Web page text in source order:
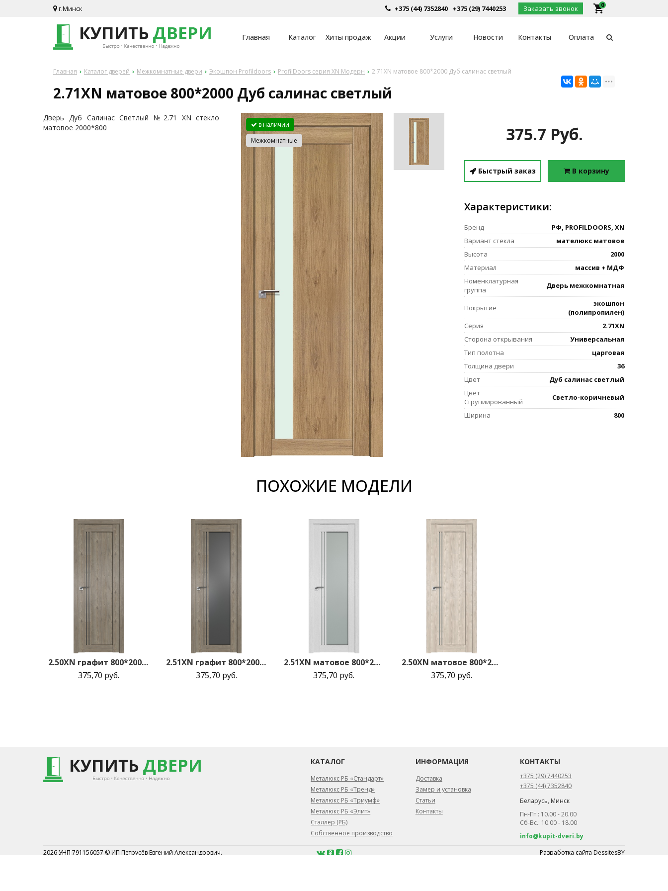
г.Минск local_grocery_store
0
Заказать звонок
+375 (29) 7440253
+375 (44) 7352840
Главная Каталог Хиты продаж Акции Услуги Новости Контакты Оплата
Главная Каталог дверей Межкомнатные двери Экошпон Profildoors ProfilDoors серия XN Модерн 2.71XN матовое 800*2000 Дуб салинас светлый
2.71XN матовое 800*2000 Дуб салинас светлый
Дверь Дуб Салинас Светлый №2.71 XN стекло
матовое 2000*800
в наличии
Межкомнатные
375.7 Руб.
Быстрый заказ В корзину
Характеристики:
Бренд
РФ, PROFILDOORS, XN
Вариант стекла
мателюкс матовое
Высота
2000
Материал
массив + МДФ
Номенклатурная
группа
Дверь межкомнатная
Покрытие
экошпон
(полипропилен)
Серия
2.71XN
Сторона открывания
Универсальная
Тип полотна
царговая
Толщина двери
36
Цвет
Дуб салинас светлый
Цвет
Сгрупиированный
Светло-коричневый
Ширина
800
ПОХОЖИЕ МОДЕЛИ
2.50XN графит 800*2000 Каштан темный
375,70 руб.
2.51XN графит 800*2000 Каштан темный
375,70 руб.
2.51XN матовое 800*2000 Монблан
375,70 руб.
2.50XN матовое 800*2000 Каштан светлый
375,70 руб.
КАТАЛОГ
Металюкс РБ «Стандарт»
Металюкс РБ «Тренд»
Металюкс РБ «Триумф»
Металюкс РБ «Элит»
Сталлер (РБ)
Собственное производство
ИНФОРМАЦИЯ
Доставка
Замер и установка
Статьи
Контакты
КОНТАКТЫ
+375 (29) 7440253
+375 (44) 7352840
Беларусь, Минск
Пн-Пт.: 10.00 - 20.00
Сб-Вс.: 10.00 - 18.00
info@kupit-dveri.by
2026 УНП 791156057 © ИП Петрусёв Евгений Александрович.
Разработка сайта DessitesBY